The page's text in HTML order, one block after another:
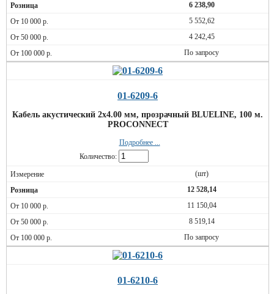
6 238,90
5 552,62
4 242,45
По запросу
01-6209-6
Кабель акустический 2х4.00 мм, прозрачный BLUELINE, 100 м.
PROCONNECT
Подробнее ...
Количество:
(шт)
12 528,14
11 150,04
8 519,14
По запросу
01-6210-6